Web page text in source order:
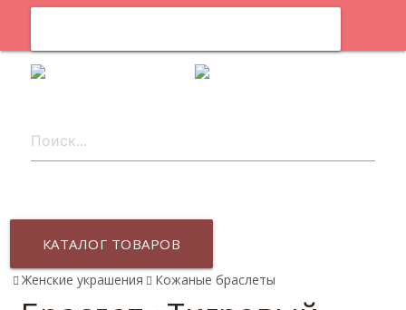
КАТАЛОГ ТОВАРОВ
Женские украшения Кожаные браслеты